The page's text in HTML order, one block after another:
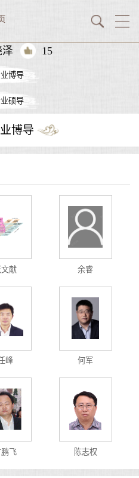
15
业博导
硕导
博导
文献 余睿
峰 何军
鹏飞 陈志权